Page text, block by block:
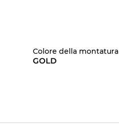
Colore della montatura
GOLD